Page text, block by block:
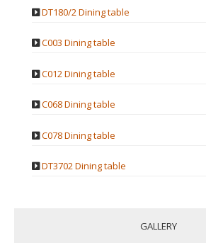
DT180/2 Dining table
C003 Dining table
C012 Dining table
C068 Dining table
C078 Dining table
DT3702 Dining table
GALLERY